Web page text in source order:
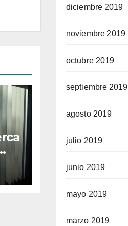
diciembre 2019
noviembre 2019
octubre 2019
septiembre 2019
agosto 2019
julio 2019
junio 2019
mayo 2019
marzo 2019